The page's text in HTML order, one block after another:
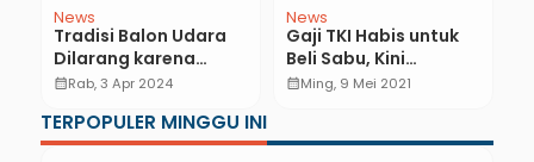
News
Tradisi Balon Udara
Dilarang karena
Berbahaya, 2 Lokasi
calendar_monthRab, 3 Apr 2024
News
Gaji TKI Habis untuk
Beli Sabu, Kini
Ditangkap Polisi
calendar_monthMing, 9 Mei 2021
TERPOPULER MINGGU INI